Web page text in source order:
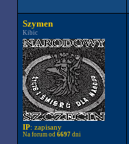
Szymen
Kibic
IP: zapisany
Na forum od 6697dni